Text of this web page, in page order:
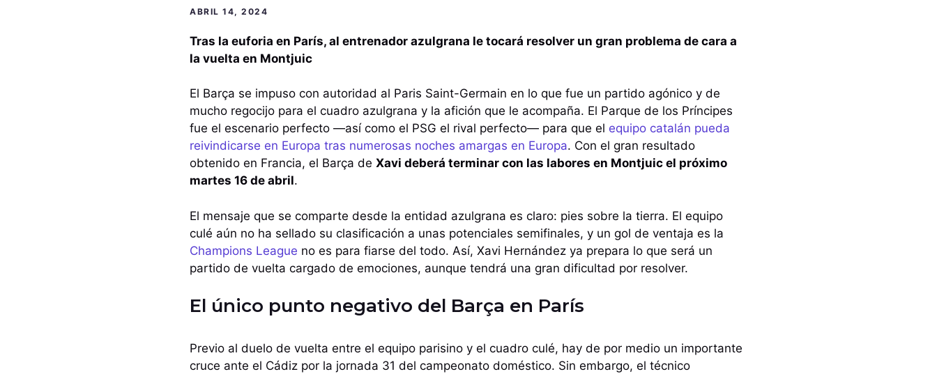
ABRIL 14, 2024
Tras la euforia en París, al entrenador azulgrana le tocará resolver un gran problema de cara a
la vuelta en Montjuic
El Barça se impuso con autoridad al Paris Saint-Germain en lo que fue un partido agónico y de
mucho regocijo para el cuadro azulgrana y la afición que le acompaña. El Parque de los Príncipes
fue el escenario perfecto —así como el PSG el rival perfecto— para que el equipo catalán pueda
reivindicarse en Europa tras numerosas noches amargas en Europa. Con el gran resultado
obtenido en Francia, el Barça de Xavi deberá terminar con las labores en Montjuic el próximo
martes 16 de abril.
El mensaje que se comparte desde la entidad azulgrana es claro: pies sobre la tierra. El equipo
culé aún no ha sellado su clasificación a unas potenciales semifinales, y un gol de ventaja es la
Champions League no es para fiarse del todo. Así, Xavi Hernández ya prepara lo que será un
partido de vuelta cargado de emociones, aunque tendrá una gran dificultad por resolver.
El único punto negativo del Barça en París
Previo al duelo de vuelta entre el equipo parisino y el cuadro culé, hay de por medio un importante
cruce ante el Cádiz por la jornada 31 del campeonato doméstico. Sin embargo, el técnico